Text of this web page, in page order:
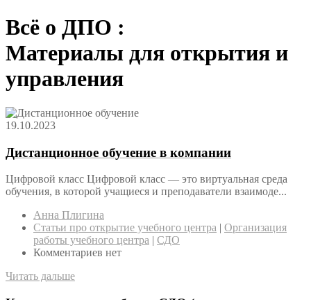
Всё о ДПО :
Материалы для открытия и
управления
19.10.2023
Дистанционное обучение в компании
Цифровой класс Цифровой класс — это виртуальная среда
обучения, в которой учащиеся и преподаватели взаимоде...
Анна Плигина
Статьи про открытие учебного центра | Организация
работы учебного центра | СДО
Комментариев нет
Читать дальше